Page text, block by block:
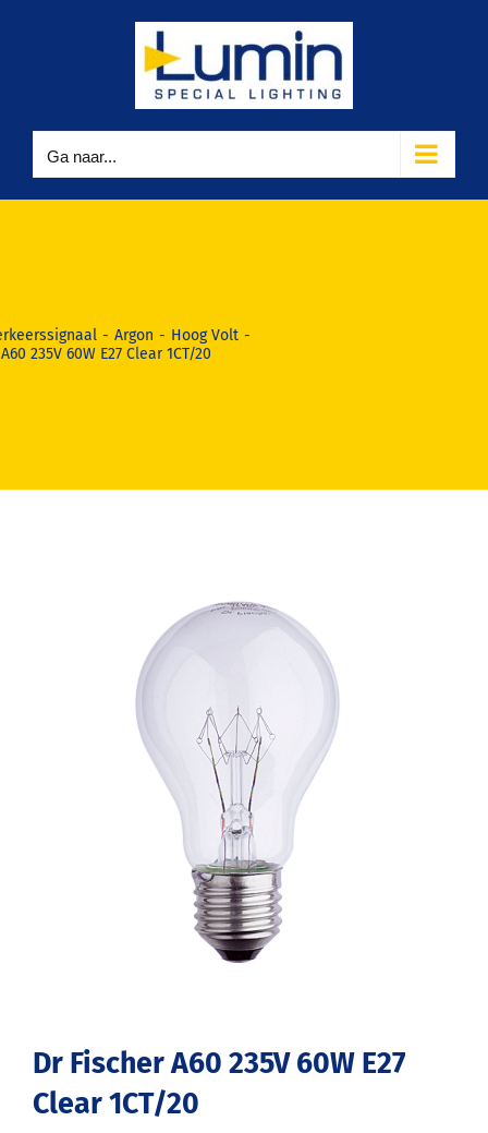
Ga naar...
Argon
Hoog Volt
235V 60W E27 Clear 1CT/20
Dr Fischer A60 235V 60W E27
Clear 1CT/20